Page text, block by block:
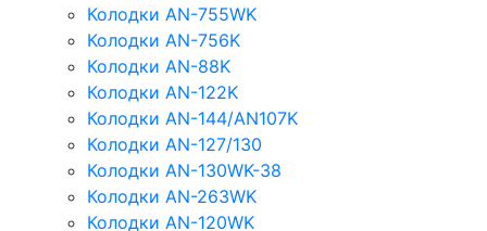
Колодки AN-755WK
Колодки AN-756K
Колодки AN-88K
Колодки AN-122K
Колодки AN-144/AN107K
Колодки AN-127/130
Колодки AN-130WK-38
Колодки AN-263WK
Колодки AN-120WK